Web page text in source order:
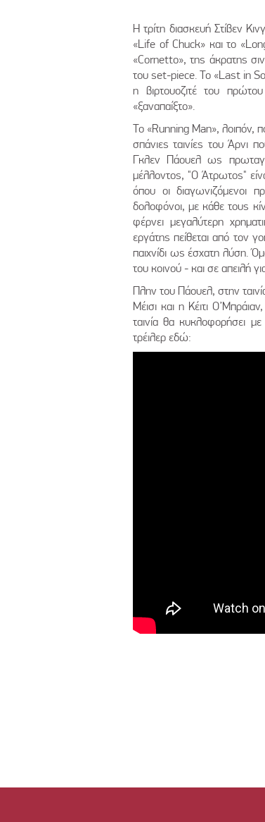
Η τρίτη διασκευή Στίβεν
«Life of Chuck» και το
«Cornetto», της άκρατης
του set-piece. Το «Last in
η βιρτουοζιτέ του
«ξαναπαίξτο».
Το «Running Man», λοιπόν,
σπάνιες ταινίες του Άρνι
Γκλεν Πάουελ ως
μέλλοντος, "Ο Άτρωτος"
όπου οι διαγωνιζόμενοι
δολοφόνοι, με κάθε τους
φέρνει μεγαλύτερη
εργάτης πείθεται από τον
παιχνίδι ως έσχατη λύση.
του κοινού - και σε απειλή
Πλην του Πάουελ, στην
Μέισι και η Κέιτι
ταινία θα κυκλοφορήσει
τρέιλερ εδώ: